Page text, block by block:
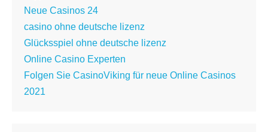
Neue Casinos 24
casino ohne deutsche lizenz
Glücksspiel ohne deutsche lizenz
Online Casino Experten
Folgen Sie CasinoViking für neue Online Casinos
2021